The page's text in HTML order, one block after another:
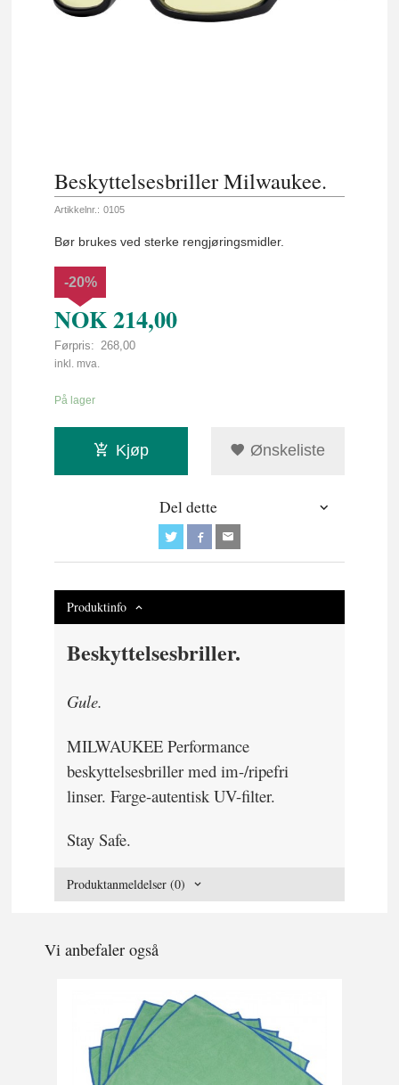
Beskyttelsesbriller Milwaukee.
Artikkelnr.: 0105
Bør brukes ved sterke rengjøringsmidler.
NOK214,00
Førpris: 268,00
Rabatt
-20%
inkl. mva.
På lager
Kjøp Ønskeliste
Del dette
Produktinfo
Beskyttelsesbriller.
Gule.
MILWAUKEE Performance
beskyttelsesbriller med im-/ripefri
linser. Farge-autentisk UV-filter.
Stay Safe.
Produktanmeldelser (0)
Vi anbefaler også